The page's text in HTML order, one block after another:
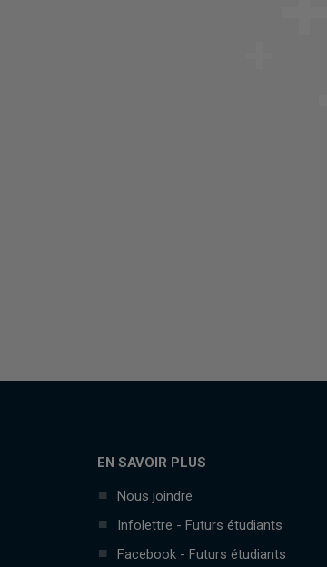
EN SAVOIR PLUS
Nous joindre
Infolettre - Futurs étudiants
Facebook - Futurs étudiants